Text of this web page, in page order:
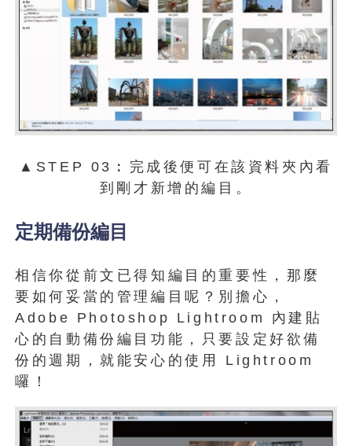
▲STEP 03︰完成後便可在該資料夾內看
到剛才新增的編目。
定期備份編目
相信你從前文已得知編目的重要性，那麼
要如何妥當的管理編目呢？別擔心，
Adobe Photoshop Lightroom 內建貼
心的自動備份編目功能，只要設定好欲備
份的週期，就能安心的使用 Lightroom
囉！